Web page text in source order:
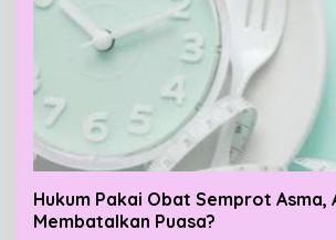
Hukum Pakai Obat Semprot Asma,
Membatalkan Puasa?